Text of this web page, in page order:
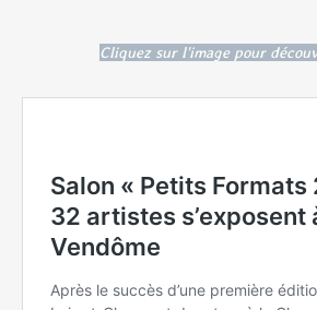
Cliquez sur l'image pour